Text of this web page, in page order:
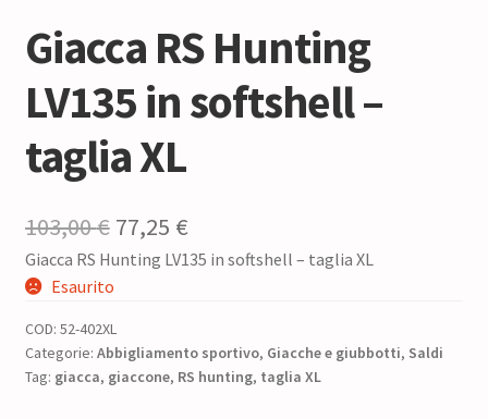
Giacca RS Hunting
LV135 in softshell –
taglia XL
103,00€ Il
prezzo
era:
103,00 €.
77,25 €Il
prezzo
è:
77,25 €.
Giacca RS Hunting LV135 in softshell – taglia XL
Esaurito
COD: 52-402XL
Categorie: Abbigliamento sportivo, Giacche e giubbotti, Saldi
Tag: giacca, giaccone, RS hunting, taglia XL